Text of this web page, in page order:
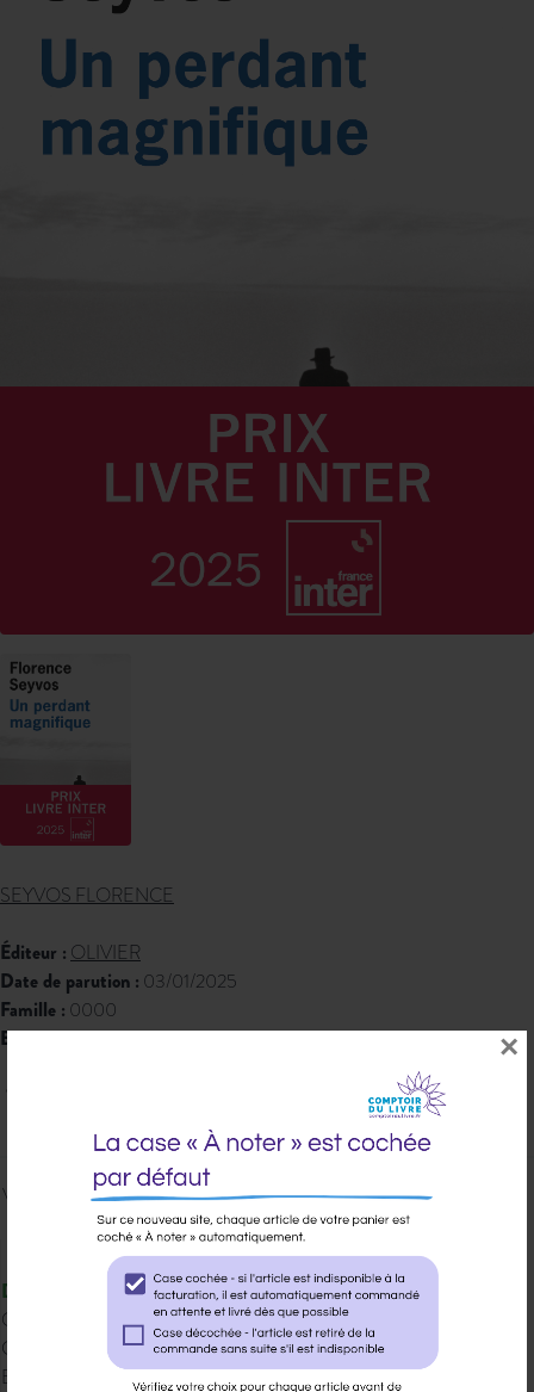
×
SEYVOS FLORENCE
Éditeur : OLIVIER
Date de parution : 03/01/2025
Famille : 0000
EAN 13 :9782823619553
Veuillez vousconnecterpour ajouter
au panier cet article.
Disponible
Qté dispo en magasin : 9
Gisement : 01-719-E
Etat Dilicom : Disponible